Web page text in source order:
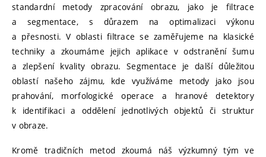
standardní metody zpracování obrazu, jako je filtrace
a segmentace, s důrazem na optimalizaci výkonu
a přesnosti. V oblasti filtrace se zaměřujeme na klasické
techniky a zkoumáme jejich aplikace v odstranění šumu
a zlepšení kvality obrazu. Segmentace je další důležitou
oblastí našeho zájmu, kde využíváme metody jako jsou
prahování, morfologické operace a hranové detektory
k identifikaci a oddělení jednotlivých objektů či struktur
v obraze.
Kromě tradičních metod zkoumá náš výzkumný tým ve